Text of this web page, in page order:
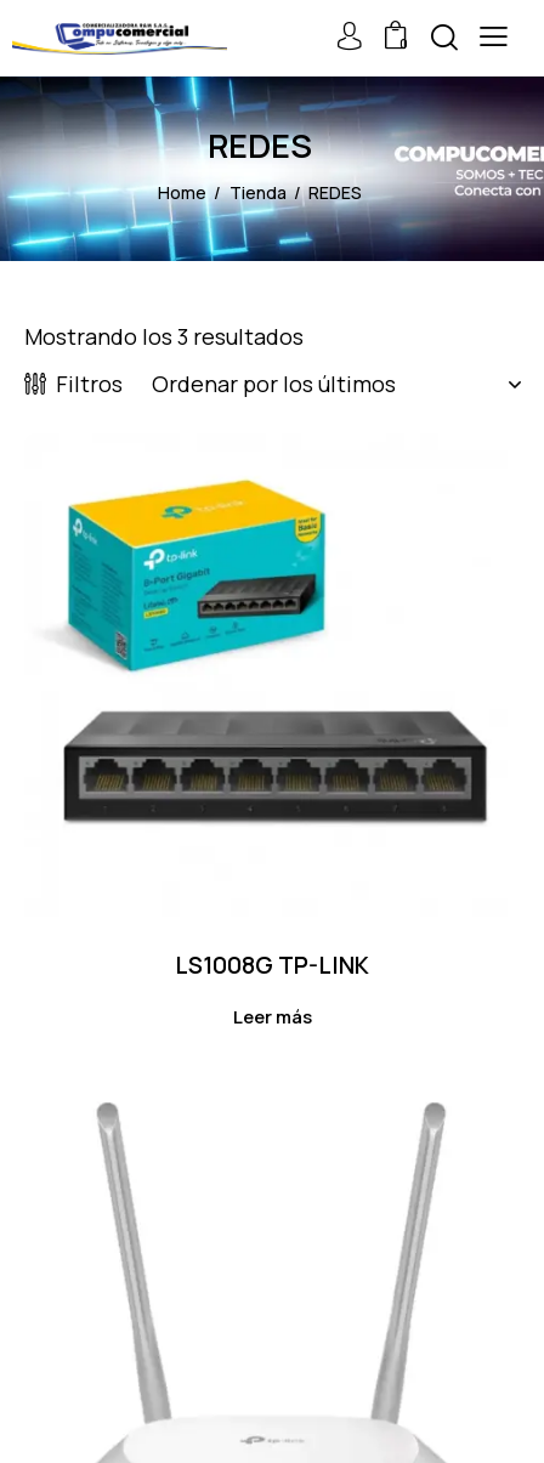
0
REDES
Home Tienda REDES
Mostrando los 3 resultados
Filtros
LS1008G TP-LINK
Leer más